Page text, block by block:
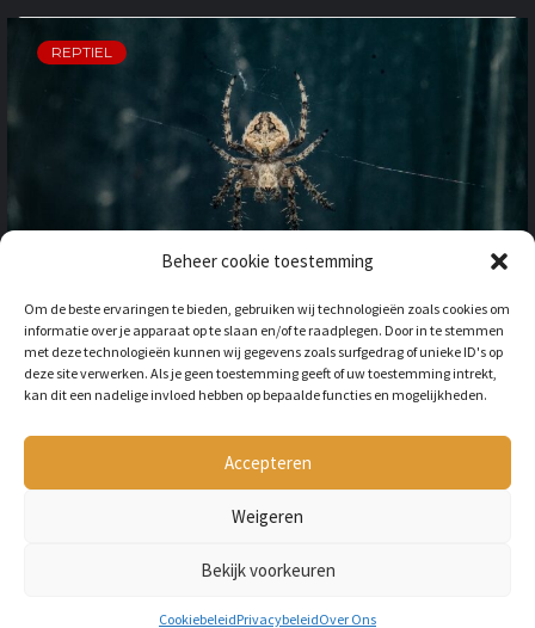
Beheer cookie toestemming
Om de beste ervaringen te bieden, gebruiken wij technologieën zoals cookies om
informatie over je apparaat op te slaan en/of te raadplegen. Door in te stemmen
met deze technologieën kunnen wij gegevens zoals surfgedrag of unieke ID's op
deze site verwerken. Als je geen toestemming geeft of uw toestemming intrekt,
kan dit een nadelige invloed hebben op bepaalde functies en mogelijkheden.
Accepteren
Weigeren
Bekijk voorkeuren
CookiebeleidPrivacybeleidOver Ons
REPTIEL
BUITENLAND: HOE HOUD JE
REKENING MET
ONGEWENSTE DIEREN?
BY LILIAN 3 JAAR AGO
Als je op vakantie gaat naar het
buitenland, is niet alleen het cultuur en
de temperatuur anders, ook kan het zijn
dat er verschillende dieren...
Copyright © All rights reserved Petmania.nl.